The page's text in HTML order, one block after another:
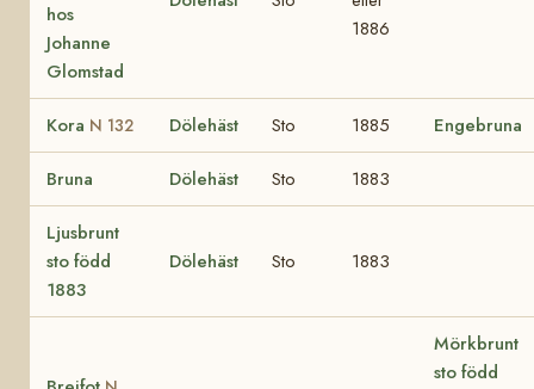
hos
Johanne
Glomstad
1886
Kora N 132 Dölehäst Sto 1885 Engebruna
Bruna Dölehäst Sto 1883
Ljusbrunt
sto född
1883
Dölehäst Sto 1883
Mörkbrunt
sto född